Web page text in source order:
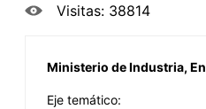
Visitas: 38814
Ministerio de Industria,
Eje temático: